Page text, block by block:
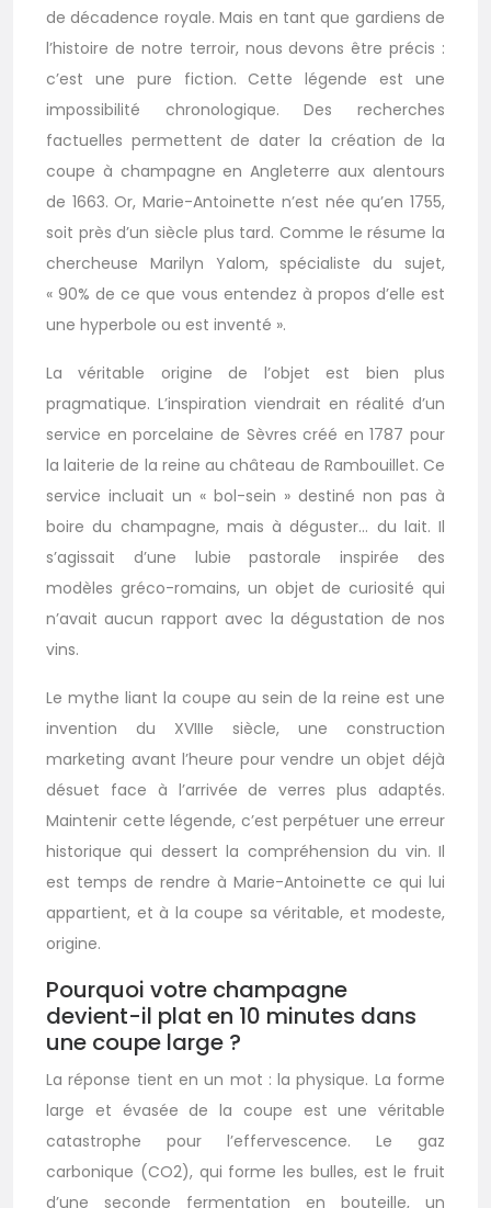
de décadence royale. Mais en tant que gardiens de
l’histoire de notre terroir, nous devons être précis :
c’est une pure fiction. Cette légende est une
impossibilité chronologique. Des recherches
factuelles permettent de dater la création de la
coupe à champagne en Angleterre aux alentours
de 1663. Or, Marie-Antoinette n’est née qu’en 1755,
soit près d’un siècle plus tard. Comme le résume la
chercheuse Marilyn Yalom, spécialiste du sujet,
« 90% de ce que vous entendez à propos d’elle est
une hyperbole ou est inventé ».
La véritable origine de l’objet est bien plus
pragmatique. L’inspiration viendrait en réalité d’un
service en porcelaine de Sèvres créé en 1787 pour
la laiterie de la reine au château de Rambouillet. Ce
service incluait un « bol-sein » destiné non pas à
boire du champagne, mais à déguster… du lait. Il
s’agissait d’une lubie pastorale inspirée des
modèles gréco-romains, un objet de curiosité qui
n’avait aucun rapport avec la dégustation de nos
vins.
Le mythe liant la coupe au sein de la reine est une
invention du XVIIIe siècle, une construction
marketing avant l’heure pour vendre un objet déjà
désuet face à l’arrivée de verres plus adaptés.
Maintenir cette légende, c’est perpétuer une erreur
historique qui dessert la compréhension du vin. Il
est temps de rendre à Marie-Antoinette ce qui lui
appartient, et à la coupe sa véritable, et modeste,
origine.
Pourquoi votre champagne
devient-il plat en 10 minutes dans
une coupe large ?
La réponse tient en un mot : la physique. La forme
large et évasée de la coupe est une véritable
catastrophe pour l’effervescence. Le gaz
carbonique (CO2), qui forme les bulles, est le fruit
d’une seconde fermentation en bouteille, un